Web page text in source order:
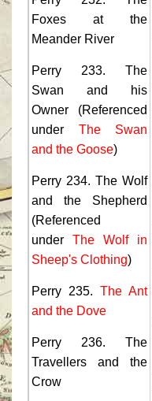
Foxes at the
Meander River
Perry 233. The
Swan and his
Owner (Referenced
under The Swan
and the Goose)
Perry 234. The Wolf
and the Shepherd
(Referenced
under The Wolf in
Sheep's Clothing)
Perry 235. The Ant
and the Dove
Perry 236. The
Travellers and the
Crow